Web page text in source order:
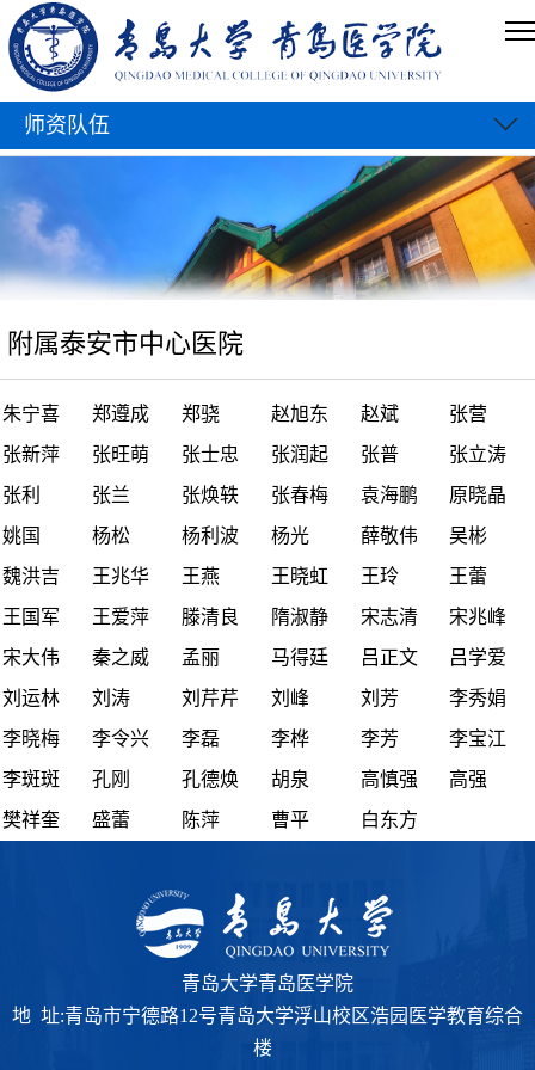
师资队伍
附属泰安市中心医院
朱宁喜 郑遵成 郑骁 赵旭东 赵斌
张营
张新萍
张旺萌 张士忠 张润起 张普
张立涛
张利
张兰 张焕轶 张春梅 袁海鹏
原晓晶
姚国
杨松 杨利波 杨光 薛敬伟
吴彬
魏洪吉
王兆华 王燕 王晓虹 王玲
王蕾
王国军
王爱萍 滕清良 隋淑静 宋志清
宋兆峰
宋大伟
秦之威 孟丽 马得廷 吕正文
吕学爱
刘运林
刘涛 刘芹芹 刘峰 刘芳
李秀娟
李晓梅
李令兴 李磊 李桦 李芳
李宝江
李斑斑
孔刚 孔德焕 胡泉 高慎强
高强
樊祥奎
盛蕾 陈萍 曹平 白东方
青岛大学青岛医学院
地 址:青岛市宁德路12号青岛大学浮山校区浩园医学教育综合
楼